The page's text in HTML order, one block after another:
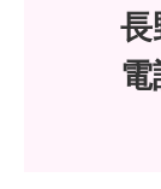
長